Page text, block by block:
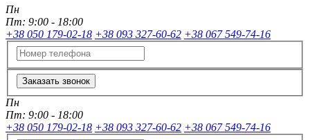
Пн
Пт: 9:00 - 18:00
+38 050 179-02-18 +38 093 327-60-62 +38 067 549-74-16
Заказать звонок
Пн
Пт: 9:00 - 18:00
+38 050 179-02-18 +38 093 327-60-62 +38 067 549-74-16